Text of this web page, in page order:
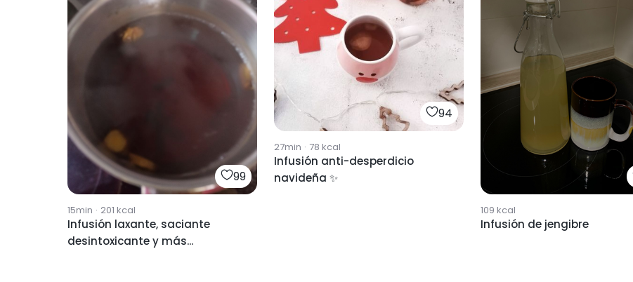
99
15min · 201 kcal
Infusión laxante, saciante
desintoxicante y más...
94
27min · 78 kcal
Infusión anti-desperdicio
navideña ✨
109 kcal
Infusión de jengibre